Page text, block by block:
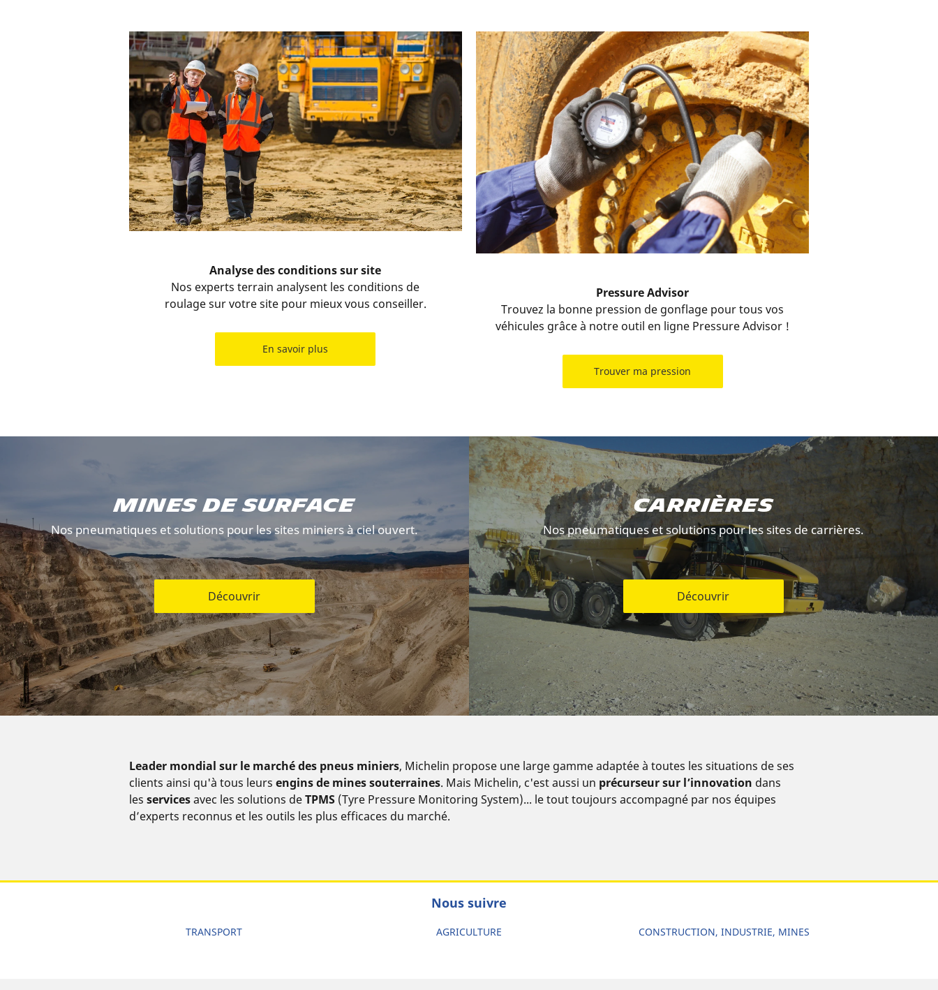
Analyse des conditions sur site
Nos experts terrain analysent les conditions de
roulage sur votre site pour mieux vous conseiller.
En savoir plus
Pressure Advisor
Trouvez la bonne pression de gonflage pour tous vos
véhicules grâce à notre outil en ligne Pressure Advisor !
Trouver ma pression
Mines de surface
Nos pneumatiques et solutions pour les sites miniers à ciel ouvert.
Découvrir
Carrières
Nos pneumatiques et solutions pour les sites de carrières.
Découvrir
Leader mondial sur le marché des pneus miniers, Michelin propose une large gamme adaptée à toutes les situations de ses
clients ainsi qu'à tous leurs engins de mines souterraines. Mais Michelin, c'est aussi un précurseur sur l’innovation dans
les servicesavec les solutions deTPMS(Tyre Pressure Monitoring System)... le tout toujours accompagné par nos équipes
d’experts reconnus et les outils les plus efficaces du marché.
Nous suivre
TRANSPORT AGRICULTURE CONSTRUCTION, INDUSTRIE, MINES